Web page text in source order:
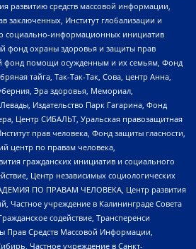
развитию средств массовой информации,
заключенных, Институт глобализации и
социально-информационных инициатив
фонд охраны здоровья и защиты прав
фонд помощи осужденным и их семьям, Фонд
тайга, Так-Так-Так, Сова, центр Анна,
Эра здоровья, Мемориал,
Издательство Парк Гагарина, Фонд
Центр СИБАЛЬТ, Уральская правозащитная
прав человека, Фонд защиты гласности,
центр по правам человека,
гражданских инициатив и социального
Центр независимых социологических
ПО ПРАВАМ ЧЕЛОВЕКА, Центр развития
Частное учреждение в Калининграде Совета
содействие, Трансперенси
Прав Средств Массовой Информации,
Частное учреждение в Санкт-